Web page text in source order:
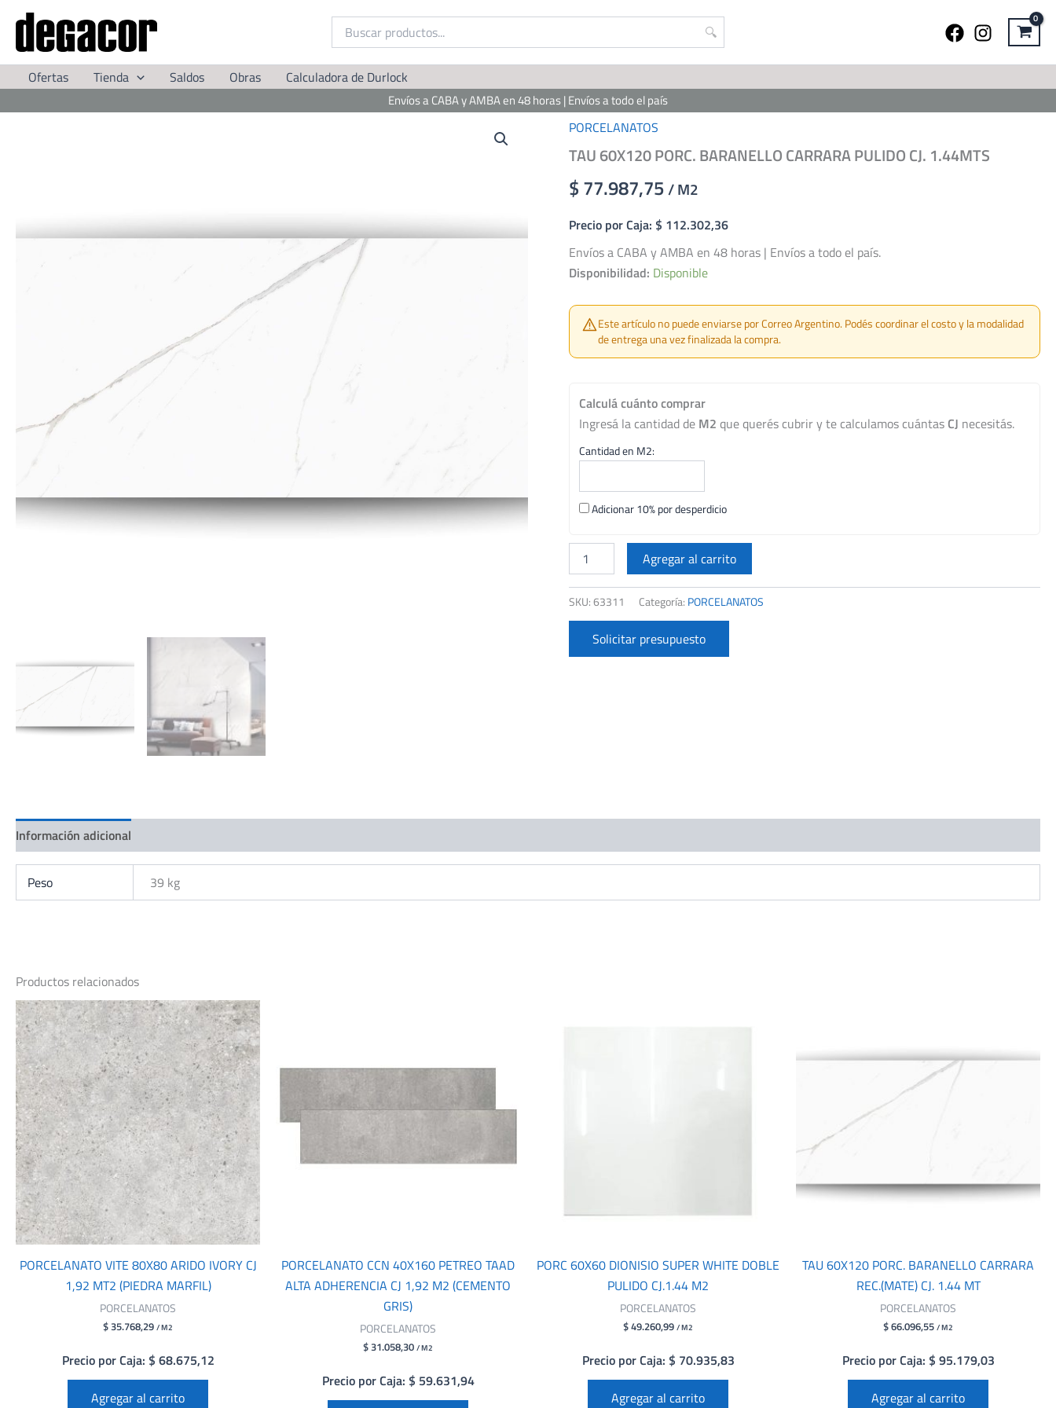
contenido
Ofertas
Tienda Saldos Obras Calculadora de Durlock
Envíos a CABA y AMBA en 48 horas | Envíos a todo el país
PORCELANATOS
TAU 60X120 PORC. BARANELLO CARRARA PULIDO CJ. 1.44MTS
$ 77.987,75/ M2
Precio por Caja: $ 112.302,36
Envíos a CABA y AMBA en 48 horas | Envíos a todo el país.
Disponibilidad: Disponible
Este artículo no puede enviarse por Correo Argentino. Podés coordinar el costo y la modalidad
de entrega una vez finalizada la compra.
Calculá cuánto comprar
Ingresá la cantidad de M2 que querés cubrir y te calculamos cuántas CJ necesitás.
Cantidad en M2:
Adicionar 10% por desperdicio
TAU
60X120
PORC.
BARANELLO
CARRARA
PULIDO
Agregar al carrito
SKU:63311 Categoría: PORCELANATOS
Solicitar presupuesto
Información adicional
Peso 39 kg
Productos relacionados
PORCELANATO VITE 80X80 ARIDO IVORY CJ
1,92 MT2 (PIEDRA MARFIL)
PORCELANATOS
$ 35.768,29/ M2
Precio por Caja: $ 68.675,12
Agregar al carrito
PORCELANATO CCN 40X160 PETREO TAAD
ALTA ADHERENCIA CJ 1,92 M2 (CEMENTO
GRIS)
PORCELANATOS
$ 31.058,30/ M2
Precio por Caja: $ 59.631,94
PORC 60X60 DIONISIO SUPER WHITE DOBLE
PULIDO CJ.1.44 M2
PORCELANATOS
$ 49.260,99/ M2
Precio por Caja: $ 70.935,83
Agregar al carrito
TAU 60X120 PORC. BARANELLO CARRARA
REC.(MATE) CJ. 1.44 MT
PORCELANATOS
$ 66.096,55/ M2
Precio por Caja: $ 95.179,03
Agregar al carrito